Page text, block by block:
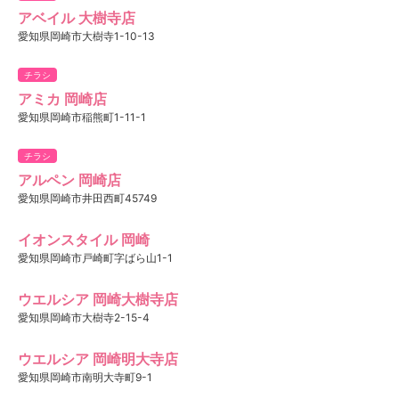
アベイル 大樹寺店
愛知県岡崎市大樹寺1-10-13
チラシ
アミカ 岡崎店
愛知県岡崎市稲熊町1-11-1
チラシ
アルペン 岡崎店
愛知県岡崎市井田西町45749
イオンスタイル 岡崎
愛知県岡崎市戸崎町字ばら山1-1
ウエルシア 岡崎大樹寺店
愛知県岡崎市大樹寺2-15-4
ウエルシア 岡崎明大寺店
愛知県岡崎市南明大寺町9-1